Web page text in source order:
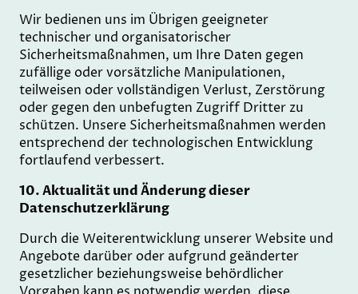
Wir bedienen uns im Übrigen geeigneter
technischer und organisatorischer
Sicherheitsmaßnahmen, um Ihre Daten gegen
zufällige oder vorsätzliche Manipulationen,
teilweisen oder vollständigen Verlust, Zerstörung
oder gegen den unbefugten Zugriff Dritter zu
schützen. Unsere Sicherheitsmaßnahmen werden
entsprechend der technologischen Entwicklung
fortlaufend verbessert.
10. Aktualität und Änderung dieser
Datenschutzerklärung
Durch die Weiterentwicklung unserer Website und
Angebote darüber oder aufgrund geänderter
gesetzlicher beziehungsweise behördlicher